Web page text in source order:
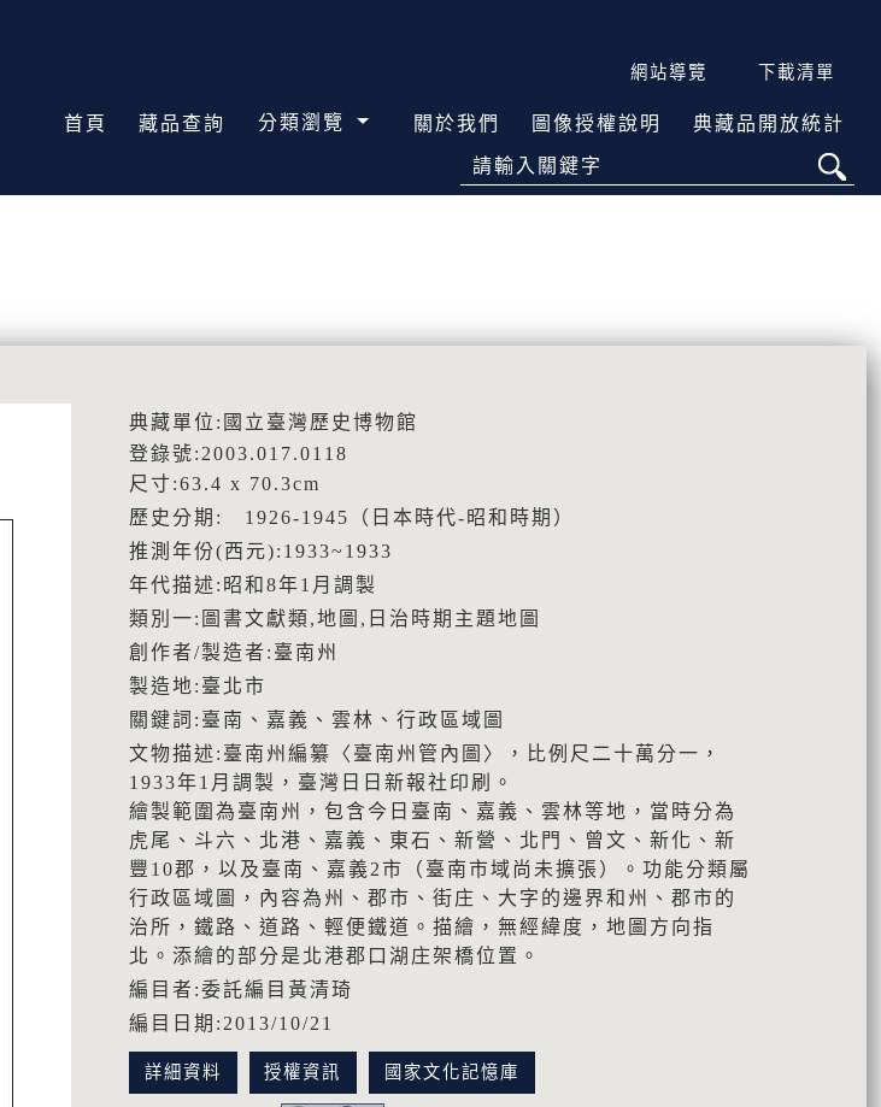
網站導覽 下載清單
首頁 藏品查詢 分類瀏覽 關於我們 圖像授權說明 典藏品開放統計
請輸入關鍵字
典藏單位:國立臺灣歷史博物館
登錄號:2003.017.0118
尺寸:63.4 x 70.3cm
歷史分期: 1926-1945（日本時代-昭和時期）
推測年份(西元):1933~1933
年代描述:昭和8年1月調製
類別一:圖書文獻類,地圖,日治時期主題地圖
創作者/製造者:臺南州
製造地:臺北市
關鍵詞:臺南、嘉義、雲林、行政區域圖
文物描述:臺南州編纂〈臺南州管內圖〉，比例尺二十萬分一，
1933年1月調製，臺灣日日新報社印刷。
繪製範圍為臺南州，包含今日臺南、嘉義、雲林等地，當時分為
虎尾、斗六、北港、嘉義、東石、新營、北門、曾文、新化、新
豐10郡，以及臺南、嘉義2市（臺南市域尚未擴張）。功能分類屬
行政區域圖，內容為州、郡市、街庄、大字的邊界和州、郡市的
治所，鐵路、道路、輕便鐵道。描繪，無經緯度，地圖方向指
北。添繪的部分是北港郡口湖庄架橋位置。
編目者:委託編目黃清琦
編目日期:2013/10/21
詳細資料 授權資訊 國家文化記憶庫